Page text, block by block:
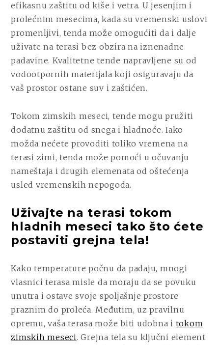
efikasnu zaštitu od kiše i vetra. U jesenjim i
prolećnim mesecima, kada su vremenski uslovi
promenljivi, tenda može omogućiti da i dalje
uživate na terasi bez obzira na iznenadne
padavine. Kvalitetne tende napravljene su od
vodootpornih materijala koji osiguravaju da
vaš prostor ostane suv i zaštićen.
Tokom zimskih meseci, tende mogu pružiti
dodatnu zaštitu od snega i hladnoće. Iako
možda nećete provoditi toliko vremena na
terasi zimi, tenda može pomoći u očuvanju
nameštaja i drugih elemenata od oštećenja
usled vremenskih nepogoda.
Uživajte na terasi tokom
hladnih meseci tako što ćete
postaviti grejna tela!
Kako temperature počnu da padaju, mnogi
vlasnici terasa misle da moraju da se povuku
unutra i ostave svoje spoljašnje prostore
praznim do proleća. Međutim, uz pravilnu
opremu, vaša terasa može biti udobna i tokom
zimskih meseci. Grejna tela su ključni element